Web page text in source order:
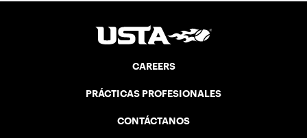
CAREERS
PRÁCTICAS PROFESIONALES
CONTÁCTANOS